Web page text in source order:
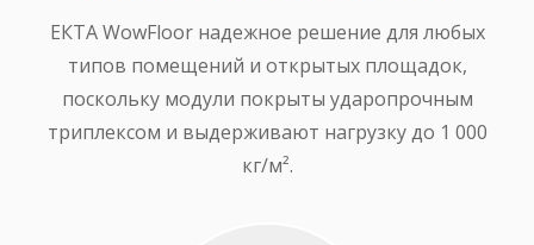
ЕКТА WowFloor надежное решение для любых
типов помещений и открытых площадок,
поскольку модули покрыты ударопрочным
триплексом и выдерживают нагрузку до 1 000
кг/м².